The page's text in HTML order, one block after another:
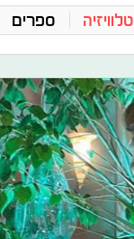
טלוויזיה ספרים